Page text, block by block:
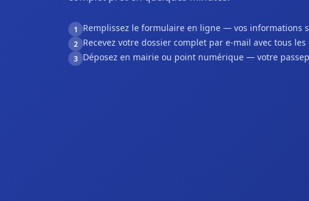
1 Remplissez le formulaire en ligne — vos informations
2 Recevez votre dossier complet par e-mail avec tous
3 Déposez en mairie ou point numérique — votre